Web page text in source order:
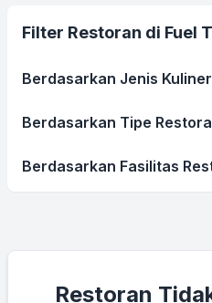
Filter Restoran di Fuel
Berdasarkan Jenis Kuliner
Berdasarkan Tipe
Berdasarkan Fasilitas
Restoran